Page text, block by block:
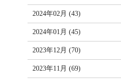
2024年02月 (43)
2024年01月 (45)
2023年12月 (70)
2023年11月 (69)